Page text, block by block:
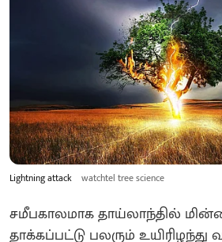
Lightning attack watchtel tree science
சமீபகாலமாக தாய்லாந்தில்
தாக்கப்பட்டு பலரும் உயிரிழந்து